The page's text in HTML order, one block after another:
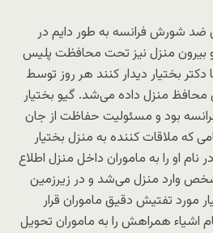
ضد شورش فرانسه به طور دایم در
بیرون منزل نیز تحت محافظت پلیس
دکتر بختیار دیدار کنند هر روز توسط
منزل داده می‌شد. گیو بختیار
بود و مسئولیت حفاظت از جان
که ملاقات کننده به منزل بختیار
او را به ماموران داخل منزل اطلاع
وارد منزل می‌شد و در زیرزمین
مورد تفتیش دقیق ماموران قرار
اشیاء همراهش را به ماموران تحویل